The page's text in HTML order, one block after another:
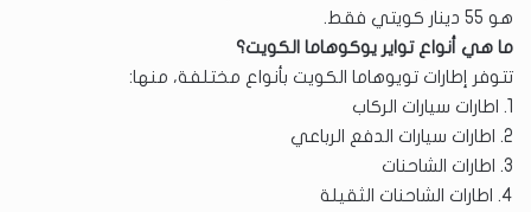
هو 55 دينار كويتي فقط.
ما هي أنواع تواير يوكوهاما الكويت؟
تتوفر إطارات تويوهاما الكويت بأنواع مختلفة، منها:
1. اطارات سيارات الركاب
2. اطارات سيارات الدفع الرباعي
3. اطارات الشاحنات
4. اطارات الشاحنات الثقيلة